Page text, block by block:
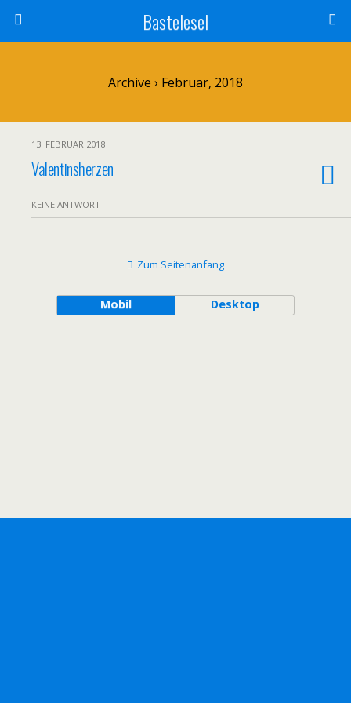
Bastelesel
Archive › Februar, 2018
13. FEBRUAR 2018
Valentinsherzen
KEINE ANTWORT
Zum Seitenanfang
Mobil Desktop